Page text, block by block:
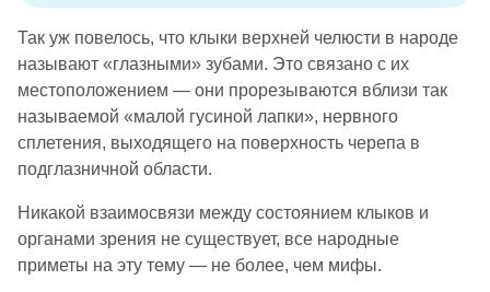
Так уж повелось, что клыки верхней челюсти в народе
называют «глазными» зубами. Это связано с их
местоположением — они прорезываются вблизи так
называемой «малой гусиной лапки», нервного
сплетения, выходящего на поверхность черепа в
подглазничной области.
Никакой взаимосвязи между состоянием клыков и
органами зрения не существует, все народные
приметы на эту тему — не более, чем мифы.